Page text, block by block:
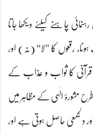
چاہنے کیلئے دیکھا جاتا
رقعوں کا ’’لا‘‘ (نہ) اور
قرآنی کا ثواب و عذاب کے
مشورۂ الٰہی کے مظاہر میں
حاصل ہوتی ہے اور